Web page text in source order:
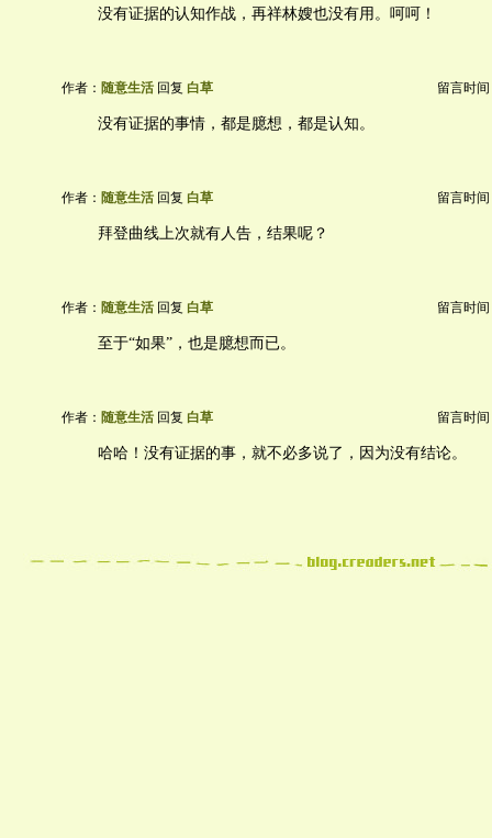
没有证据的认知作战，再祥林嫂也没有用。呵呵！
作者： 随意生活 回复 白草 留言时间
没有证据的事情，都是臆想，都是认知。
作者： 随意生活 回复 白草 留言时间
拜登曲线上次就有人告，结果呢？
作者： 随意生活 回复 白草 留言时间
至于“如果”，也是臆想而已。
作者： 随意生活 回复 白草 留言时间
哈哈！没有证据的事，就不必多说了，因为没有结论。